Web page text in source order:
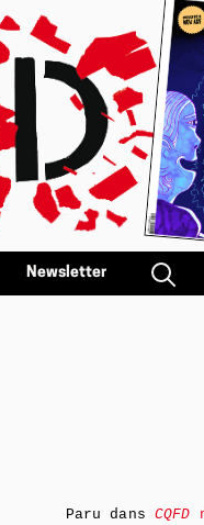
Newsletter
Paru dans CQFD